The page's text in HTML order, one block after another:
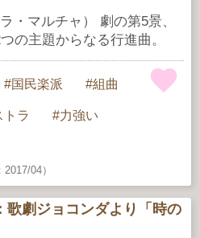
・マルチャ） 劇の第5景、
の主題からなる行進曲。
国民楽派 組曲
トラ 力強い
04）
歌劇ジョコンダより「時の